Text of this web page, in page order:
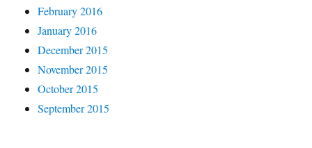
February 2016
January 2016
December 2015
November 2015
October 2015
September 2015